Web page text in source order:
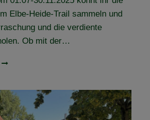
Elbe-Heide-Trail sammeln und
und die verdiente
Ob mit der…
HOL